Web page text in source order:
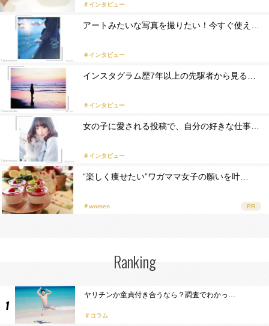
＃インタビュー
アートみたいな写真を撮りたい！今すぐ使え…
＃インタビュー
インスタグラム歴7年以上の先駆者から見る…
＃インタビュー
女の子に愛される投稿で、自分の好きな仕事…
＃インタビュー
“楽しく痩せたい”ワガママ女子の願いを叶…
＃women PR
Ranking
ヤリチンか童貞付き合うなら？調査でわかっ…
コラム